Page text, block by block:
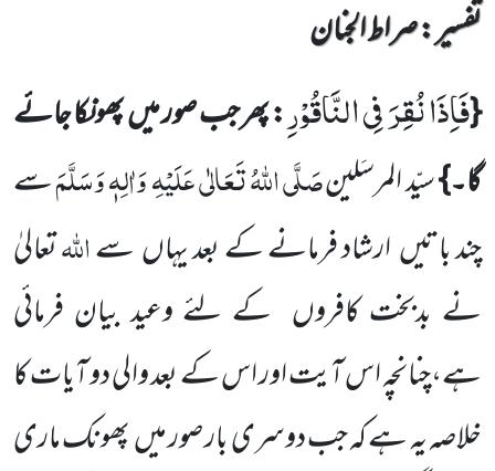
تفسیر : ‎صراط الجنان
{فَاِذَا نُقِرَ فِی النَّاقُوْرِ: پھر جب صور میںپھونکا جائے
گا۔}سیّد المرسَلینصَلَّی اللّٰہُ تَعَالٰی عَلَیْہِوَاٰلِہٖ وَسَلَّمَسے
چند باتیںارشاد فرمانے کے بعد یہاںسےاللّٰہتعالیٰ
نے بدبخت کافروں کے لئے وعید بیان فرمائی
ہے،چنانچہ اس آیت اور اس کے بعد والی دو آیات کا
خلاصہ یہ ہے کہ جب دوسری بار صور میںپھونک ماری